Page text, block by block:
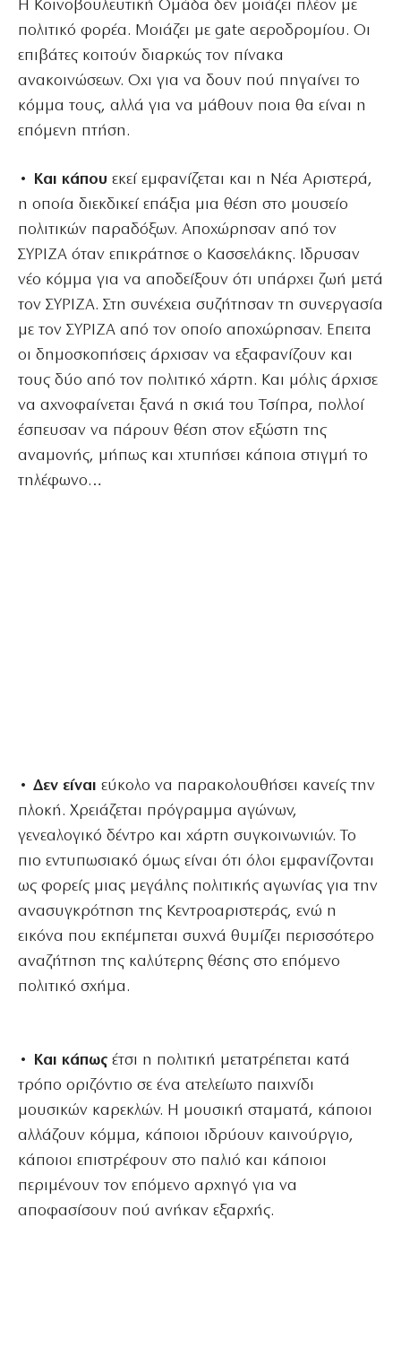
Η Κοινοβουλευτική Ομάδα δεν μοιάζει πλέον με
πολιτικό φορέα. Μοιάζει με gate αεροδρομίου. Οι
επιβάτες κοιτούν διαρκώς τον πίνακα
ανακοινώσεων. Οχι για να δουν πού πηγαίνει το
κόμμα τους, αλλά για να μάθουν ποια θα είναι η
επόμενη πτήση.
• Και κάπου εκεί εμφανίζεται και η Νέα Αριστερά,
η οποία διεκδικεί επάξια μια θέση στο μουσείο
πολιτικών παραδόξων. Αποχώρησαν από τον
ΣΥΡΙΖΑ όταν επικράτησε ο Κασσελάκης. Ιδρυσαν
νέο κόμμα για να αποδείξουν ότι υπάρχει ζωή μετά
τον ΣΥΡΙΖΑ. Στη συνέχεια συζήτησαν τη συνεργασία
με τον ΣΥΡΙΖΑ από τον οποίο αποχώρησαν. Επειτα
οι δημοσκοπήσεις άρχισαν να εξαφανίζουν και
τους δύο από τον πολιτικό χάρτη. Και μόλις άρχισε
να αχνοφαίνεται ξανά η σκιά του Τσίπρα, πολλοί
έσπευσαν να πάρουν θέση στον εξώστη της
αναμονής, μήπως και χτυπήσει κάποια στιγμή το
τηλέφωνο…
• Δεν είναι εύκολο να παρακολουθήσει κανείς την
πλοκή. Χρειάζεται πρόγραμμα αγώνων,
γενεαλογικό δέντρο και χάρτη συγκοινωνιών. Το
πιο εντυπωσιακό όμως είναι ότι όλοι εμφανίζονται
ως φορείς μιας μεγάλης πολιτικής αγωνίας για την
ανασυγκρότηση της Κεντροαριστεράς, ενώ η
εικόνα που εκπέμπεται συχνά θυμίζει περισσότερο
αναζήτηση της καλύτερης θέσης στο επόμενο
πολιτικό σχήμα.
• Και κάπως έτσι η πολιτική μετατρέπεται κατά
τρόπο οριζόντιο σε ένα ατελείωτο παιχνίδι
μουσικών καρεκλών. Η μουσική σταματά, κάποιοι
αλλάζουν κόμμα, κάποιοι ιδρύουν καινούργιο,
κάποιοι επιστρέφουν στο παλιό και κάποιοι
περιμένουν τον επόμενο αρχηγό για να
αποφασίσουν πού ανήκαν εξαρχής.